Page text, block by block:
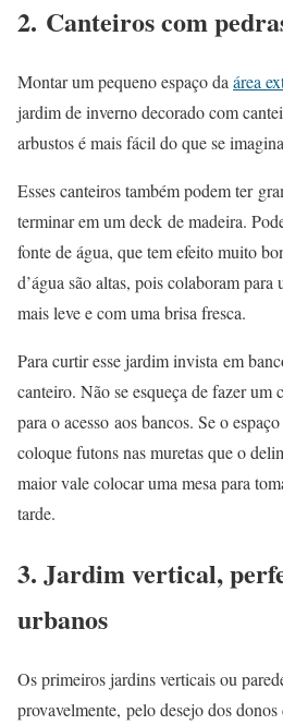
2. Canteiros com
Montar um pequeno espaço da área
jardim de inverno decorado com
arbustos é mais fácil do que se
Esses canteiros também podem ter
terminar em um deck de madeira.
fonte de água, que tem efeito muito
d’água são altas, pois colaboram
mais leve e com uma brisa fresca.
Para curtir esse jardim invista em
canteiro. Não se esqueça de fazer um
para o acesso aos bancos. Se o
coloque futons nas muretas que o
maior vale colocar uma mesa para
tarde.
3. Jardim vertical,
urbanos
Os primeiros jardins verticais ou
provavelmente, pelo desejo dos